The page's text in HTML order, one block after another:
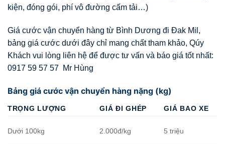
kiện, đóng gói, phí vô đường cấm tải…)
Giá cước vận chuyển hàng từ Bình Dương đi Đak Mil,
bảng giá cước dưới đây chỉ mang chất tham khảo, Qúy
Khách vui lòng liên hệ để được tư vấn và báo giá tốt nhất:
0917 59 57 57 Mr Hùng
Bảng giá cước vận chuyển hàng nặng (kg)
TRỌNG LƯỢNG GIÁ ĐI GHÉP GIÁ BAO XE
Dưới 100kg 2.000đ/kg 5 triệu